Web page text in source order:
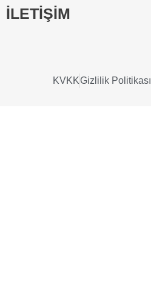
İLETİŞİM
KVKKGizlilik Politikası